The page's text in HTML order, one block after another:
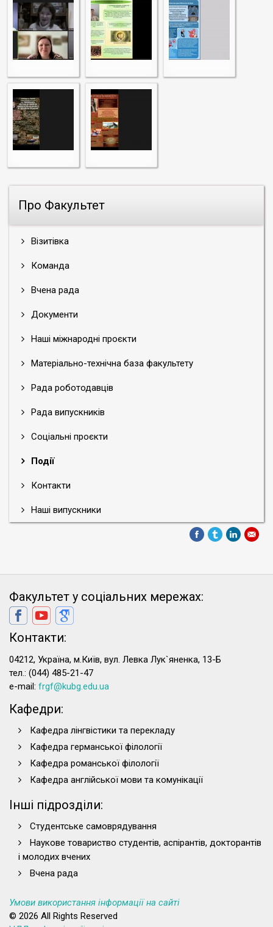
Про Факультет
Візитівка
Команда
Вчена рада
Документи
Наші міжнародні проєкти
Матеріально-технічна база факультету
Рада роботодавців
Рада випускників
Соціальні проєкти
Події
Контакти
Наші випускники
Факультет у соціальних мережах:
Контакти:
04212, Україна, м.Київ, вул. Левка Лук`яненка, 13-Б
тел.: (044) 485-21-47
e-mail: frgf@kubg.edu.ua
Кафедри:
Кафедра лінгвістики та перекладу
Кафедра германської філології
Кафедра романської філології
Кафедра англійської мови та комунікації
Інші підрозділи:
Студентське самоврядування
Наукове товариство студентів, аспірантів, докторантів
і молодих вчених
Вчена рада
Умови використання інформації на сайті
© 2026 All Rights Reserved